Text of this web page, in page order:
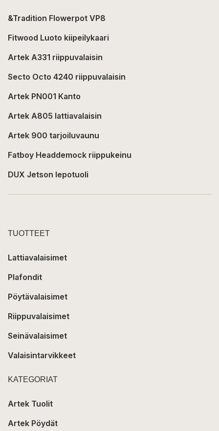
&Tradition Flowerpot VP8
Fitwood Luoto kiipeilykaari
Artek A331 riippuvalaisin
Secto Octo 4240 riippuvalaisin
Artek PN001 Kanto
Artek A805 lattiavalaisin
Artek 900 tarjoiluvaunu
Fatboy Headdemock riippukeinu
DUX Jetson lepotuoli
TUOTTEET
Lattiavalaisimet
Plafondit
Pöytävalaisimet
Riippuvalaisimet
Seinävalaisimet
Valaisintarvikkeet
KATEGORIAT
Artek Tuolit
Artek Pöydät